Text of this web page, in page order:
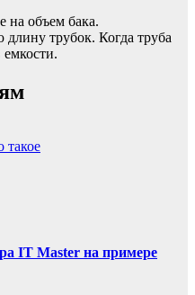
на объем бака.
трубок. Когда труба
емкости.
такое
IT Master на примере